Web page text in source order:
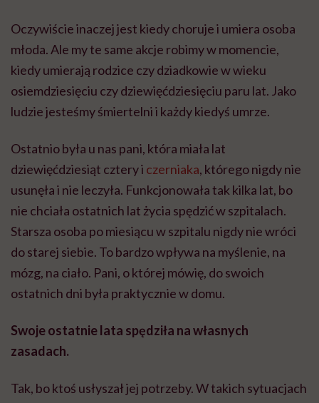
Oczywiście inaczej jest kiedy choruje i umiera osoba
młoda. Ale my te same akcje robimy w momencie,
kiedy umierają rodzice czy dziadkowie w wieku
osiemdziesięciu czy dziewięćdziesięciu paru lat. Jako
ludzie jesteśmy śmiertelni i każdy kiedyś umrze.
Ostatnio była u nas pani, która miała lat
dziewięćdziesiąt cztery i czerniaka, którego nigdy nie
usunęła i nie leczyła. Funkcjonowała tak kilka lat, bo
nie chciała ostatnich lat życia spędzić w szpitalach.
Starsza osoba po miesiącu w szpitalu nigdy nie wróci
do starej siebie. To bardzo wpływa na myślenie, na
mózg, na ciało. Pani, o której mówię, do swoich
ostatnich dni była praktycznie w domu.
Swoje ostatnie lata spędziła na własnych
zasadach.
Tak, bo ktoś usłyszał jej potrzeby. W takich sytuacjach